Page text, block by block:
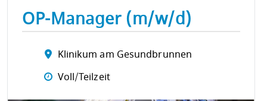
OP-Manager (m/w/d)
Klinikum am Gesundbrunnen
Voll/Teilzeit